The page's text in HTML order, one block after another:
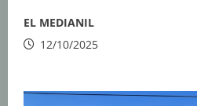
EL MEDIANIL
12/10/2025